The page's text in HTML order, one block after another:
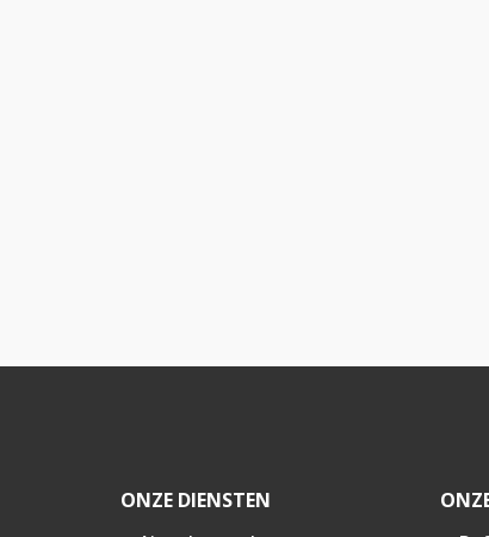
ONZE DIENSTEN